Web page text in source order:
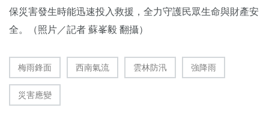
保災害發生時能迅速投入救援，全力守護民眾生命與財產安
全。（照片／記者 蘇峯毅 翻攝）
梅雨鋒面 西南氣流 雲林防汛 強降雨
災害應變